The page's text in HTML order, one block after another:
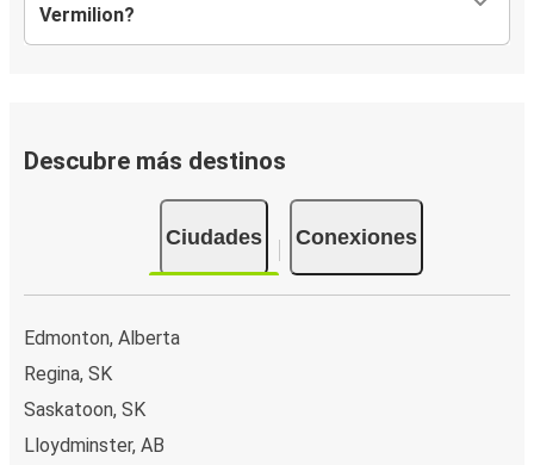
Vermilion?
Descubre más destinos
Ciudades Conexiones
Edmonton, Alberta
Regina, SK
Saskatoon, SK
Lloydminster, AB